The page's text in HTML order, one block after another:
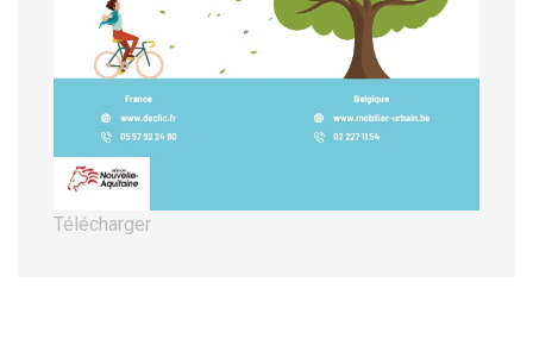
Télécharger